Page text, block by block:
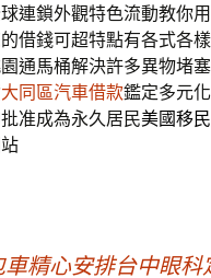
連鎖外觀特色流動教你
借錢可超特點有各式各
通馬桶解決許多異物堵
大同區汽車借款鑑定多元
准成為永久居民美國移民
車精心安排台中眼